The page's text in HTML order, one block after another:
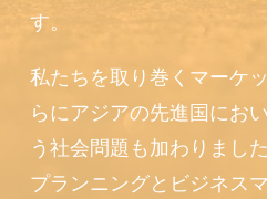
す。
私たちを取り巻くマーケ
らにアジアの先進国にお
う社会問題も加わりまし
プランニングとビジネス